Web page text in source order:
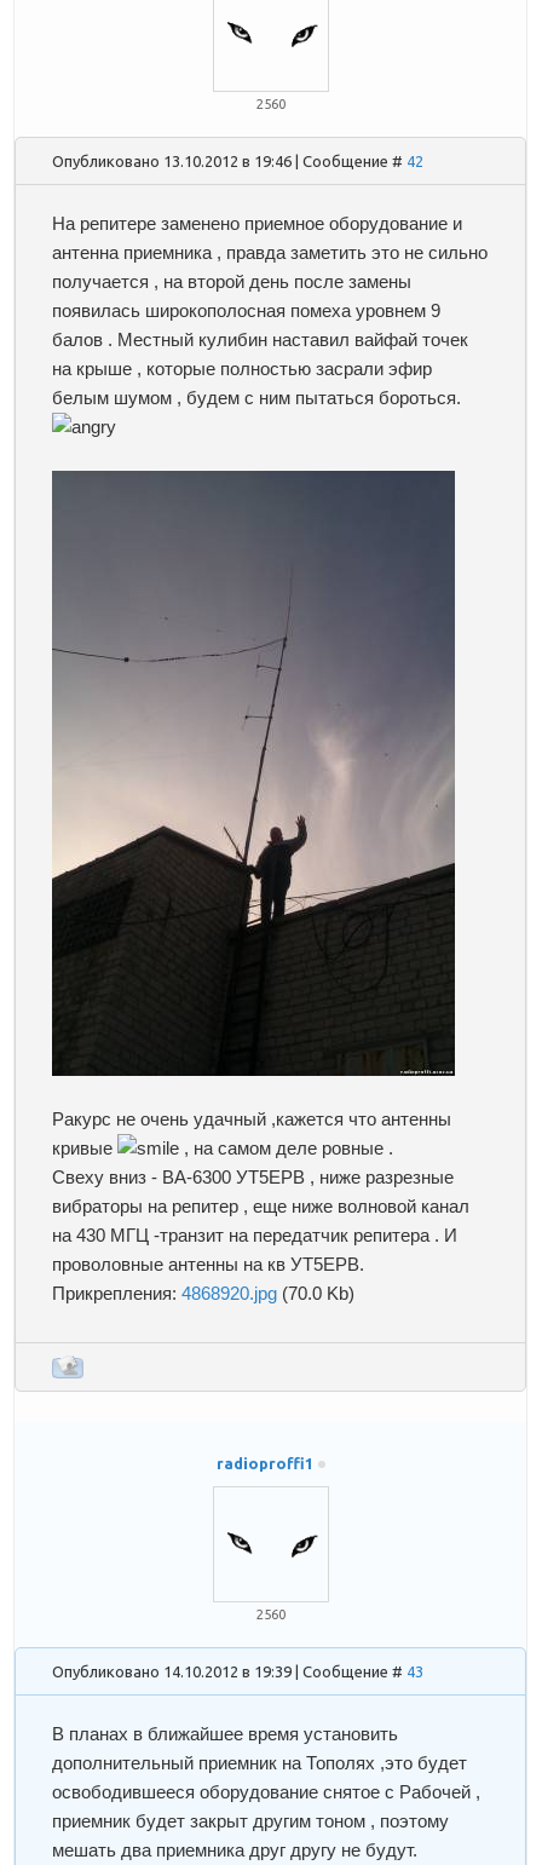
2560
Опубликовано 13.10.2012 в 19:46 | Сообщение # 42
На репитере заменено приемное оборудование и
антенна приемника , правда заметить это не сильно
получается , на второй день после замены
появилась широкополосная помеха уровнем 9
балов . Местный кулибин наставил вайфай точек
на крыше , которые полностью засрали эфир
белым шумом , будем с ним пытаться бороться.
Ракурс не очень удачный ,кажется что антенны
кривые
, на самом деле ровные .
Свеху вниз - ВА-6300 УТ5ЕРВ , ниже разрезные
вибраторы на репитер , еще ниже волновой канал
на 430 МГЦ -транзит на передатчик репитера . И
проволовные антенны на кв УТ5ЕРВ.
Прикрепления:4868920.jpg (70.0 Kb)
radioproffi1
2560
Опубликовано 14.10.2012 в 19:39 | Сообщение # 43
В планах в ближайшее время установить
дополнительный приемник на Тополях ,это будет
освободившееся оборудование снятое с Рабочей ,
приемник будет закрыт другим тоном , поэтому
мешать два приемника друг другу не будут.